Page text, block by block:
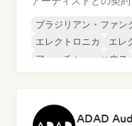
ブラジリアン・ファン
エレクトロニカ
エレ
フューチャー・ハウス
ADAD